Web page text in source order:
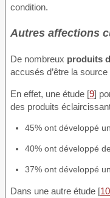
condition.
Autres affections
De nombreux produits
accusés d’être la
En effet, une étude [9]
des produits
45% ont développé
40% ont développé
37% ont développé
Dans une autre étude [10